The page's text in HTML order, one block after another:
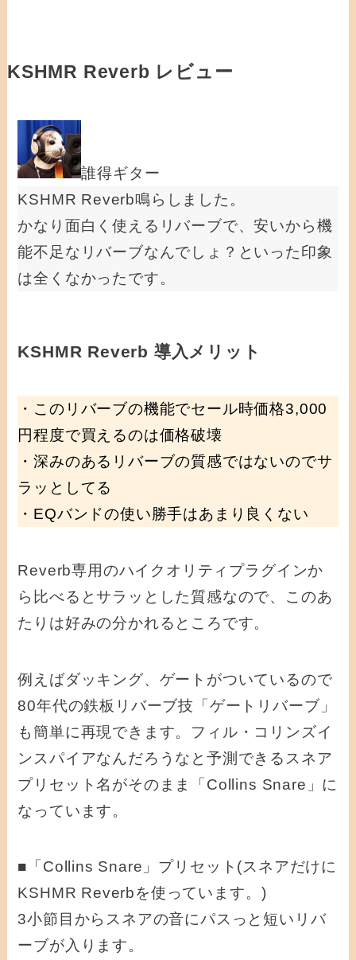
KSHMR Reverb レビュー
誰得ギター
KSHMR Reverb鳴らしました。
かなり面白く使えるリバーブで、安いから機
能不足なリバーブなんでしょ？といった印象
は全くなかったです。
KSHMR Reverb 導入メリット
・このリバーブの機能でセール時価格3,000
円程度で買えるのは価格破壊
・深みのあるリバーブの質感ではないのでサ
ラッとしてる
・EQバンドの使い勝手はあまり良くない
Reverb専用のハイクオリティプラグインか
ら比べるとサラッとした質感なので、このあ
たりは好みの分かれるところです。
例えばダッキング、ゲートがついているので
80年代の鉄板リバーブ技「ゲートリバーブ」
も簡単に再現できます。フィル・コリンズイ
ンスパイアなんだろうなと予測できるスネア
プリセット名がそのまま「Collins Snare」に
なっています。
■「Collins Snare」プリセット(スネアだけに
KSHMR Reverbを使っています。)
3小節目からスネアの音にパスっと短いリバ
ーブが入ります。